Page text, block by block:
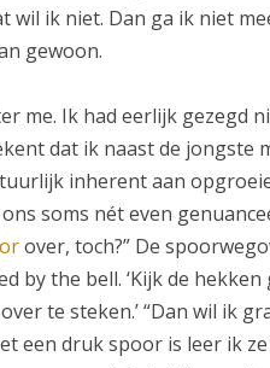
wil ik niet. Dan ga ik niet
gewoon.
me. Ik had eerlijk gezegd
dat ik naast de jongste
inherent aan
soms nét even
over, toch?” De
by the bell. ‘Kijk de
te steken.’ “Dan wil ik
een druk spoor is leer ik